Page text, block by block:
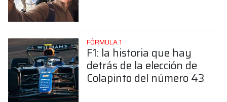
FÓRMULA 1
F1: la historia que hay
detrás de la elección de
Colapinto del número 43